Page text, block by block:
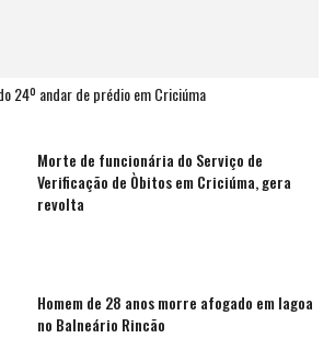
24º andar de prédio em Criciúma
Morte de funcionária do Serviço de
Verificação de Òbitos em Criciúma, gera
revolta
Homem de 28 anos morre afogado em lagoa
no Balneário Rincão